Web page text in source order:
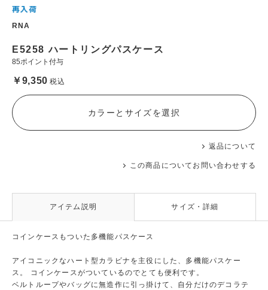
RNA
E5258 ハートリングパスケース
85ポイント付与
￥9,350 税込
返品について
この商品についてお問い合わせする
カラーとサイズを選択
アイテム説明 サイズ・詳細
コインケースもついた多機能パスケース
アイコニックなハート型カラビナを主役にした、多機能パスケー
ス。 コインケースがついているのでとても便利です。
ベルトループやバッグに無造作に引っ掛けて、自分だけのデコラテ